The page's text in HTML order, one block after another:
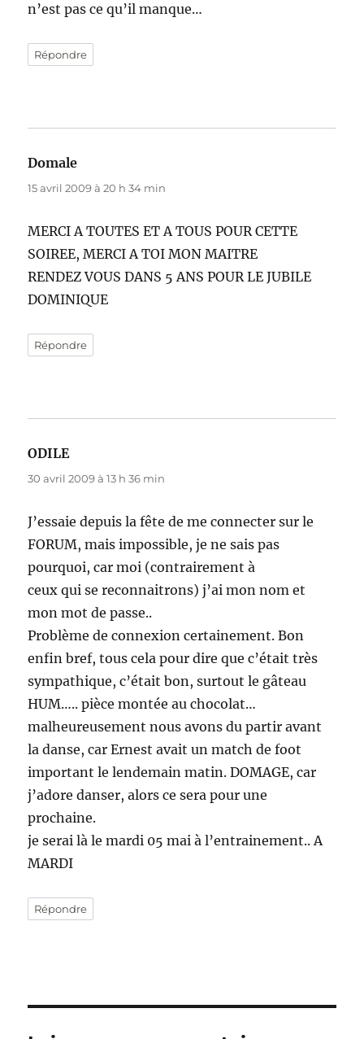
n’est pas ce qu’il manque…
Répondre
Domale
15 avril 2009 à 20 h 34 min
MERCI A TOUTES ET A TOUS POUR CETTE
SOIREE, MERCI A TOI MON MAITRE
RENDEZ VOUS DANS 5 ANS POUR LE JUBILE
DOMINIQUE
Répondre
ODILEdit :
30 avril 2009 à 13 h 36 min
J’essaie depuis la fête de me connecter sur le
FORUM, mais impossible, je ne sais pas
pourquoi, car moi (contrairement à
ceux qui se reconnaitrons) j’ai mon nom et
mon mot de passe..
Problème de connexion certainement. Bon
enfin bref, tous cela pour dire que c’était très
sympathique, c’était bon, surtout le gâteau
HUM….. pièce montée au chocolat…
malheureusement nous avons du partir avant
la danse, car Ernest avait un match de foot
important le lendemain matin. DOMAGE, car
j’adore danser, alors ce sera pour une
prochaine.
je serai là le mardi 05 mai à l’entrainement.. A
MARDI
Répondre